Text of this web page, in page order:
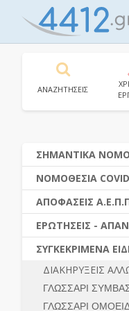
ΑΝΑΖΗΤΗΣΕΙΣ
ΣΗΜΑΝΤΙΚΑ
ΔΗΜΟΣΙΕΣ
ΔΗΜΟΤΙΚΟΣ
ΚΑΛΛΙΚΡΑΤΗΣ
ΝΟΜΟΘΕΣΙΑ -
ΝΟΜΟΘΕΣΙΑ
ΝΟΜΟΘΕΣΙΑ -
ΕΡΩΤΗΣΕΙΣ -
ΑΠΟΦΑΣΕΙΣ
ΠΡΟΔΙΚΑΣΤΙΚΗ
ΓΕΝΙΚΟΙ
ΔΙΚΑΙΟΥΜΕΝΟΙ
ΠΡΟΣΦΟΡΕΣ –
ΣΥΜΜΕΤΟΧΗΣ
ΕΡΩΤΗΣΕΙΣ -
Ν. 4782/2021 -
4412/2016
ΔΙΕΞΑΓΩΓΗ
ΔΙΑΔΙΚΑΣΙΕΣ
ΣΥΓΚΕΚΡΙΜΕΝΑ
ΔΙΑΚΗΡΥΞΕΙΣ
ΓΛΩΣΣΑΡΙ
ΓΛΩΣΣΑΡΙ